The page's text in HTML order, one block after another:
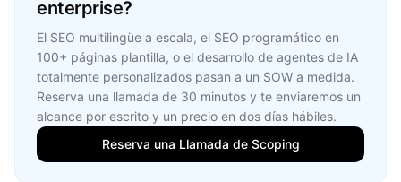
enterprise?
El SEO multilingüe a escala, el SEO programático en
100+ páginas plantilla, o el desarrollo de agentes de IA
totalmente personalizados pasan a un SOW a medida.
Reserva una llamada de 30 minutos y te enviaremos un
alcance por escrito y un precio en dos días hábiles.
Reserva una Llamada de Scoping